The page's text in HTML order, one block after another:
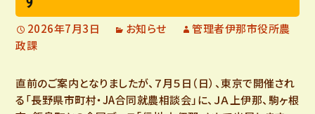
2026年7月3日 お知らせ
管理者伊那市役所農
政課
直前のご案内となりましたが、７月５日（日）、東京で開催され
る「長野県市町村・JA合同就農相談会」に、ＪＡ上伊那、駒ヶ根